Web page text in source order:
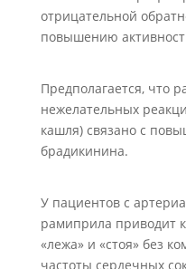
отрицательной
повышению
Предполагается, что
нежелательных
кашля) связано с
брадикинина.
У пациентов с
рамиприла приводит
«лежа» и «стоя» без
частоты сердечных